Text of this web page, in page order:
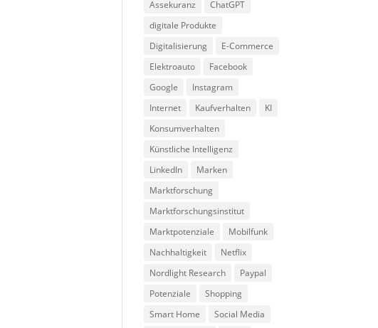
Assekuranz
ChatGPT
digitale Produkte
Digitalisierung
E-Commerce
Elektroauto
Facebook
Google
Instagram
Internet
Kaufverhalten
KI
Konsumverhalten
Künstliche Intelligenz
LinkedIn
Marken
Marktforschung
Marktforschungsinstitut
Marktpotenziale
Mobilfunk
Nachhaltigkeit
Netflix
Nordlight Research
Paypal
Potenziale
Shopping
Smart Home
Social Media